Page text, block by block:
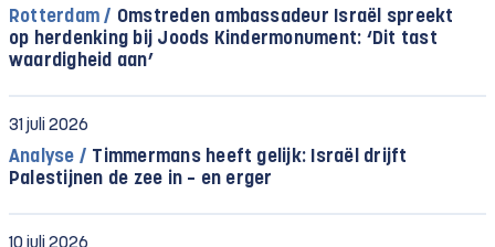
Rotterdam / Omstreden ambassadeur Israël spreekt
op herdenking bij Joods Kindermonument: ‘Dit tast
waardigheid aan’
31 juli 2026
Analyse / Timmermans heeft gelijk: Israël drijft
Palestijnen de zee in – en erger